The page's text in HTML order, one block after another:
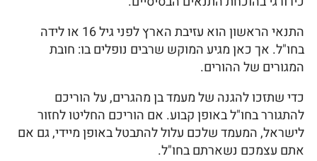
התנאי הראשון הוא עזיבת הארץ לפני גיל 16 או לידה
בחו"ל. אך כאן מגיע המוקש שרבים נופלים בו: חובת
המגורים של ההורים.
כדי שתזכו להגנה של מעמד בן מהגרים, על הוריכם
להתגורר בחו"ל באופן קבוע. אם הוריכם החליטו לחזור
לישראל, המעמד שלכם עלול להתבטל באופן מיידי, גם אם
אתם עצמכם נשארתם בחו"ל.